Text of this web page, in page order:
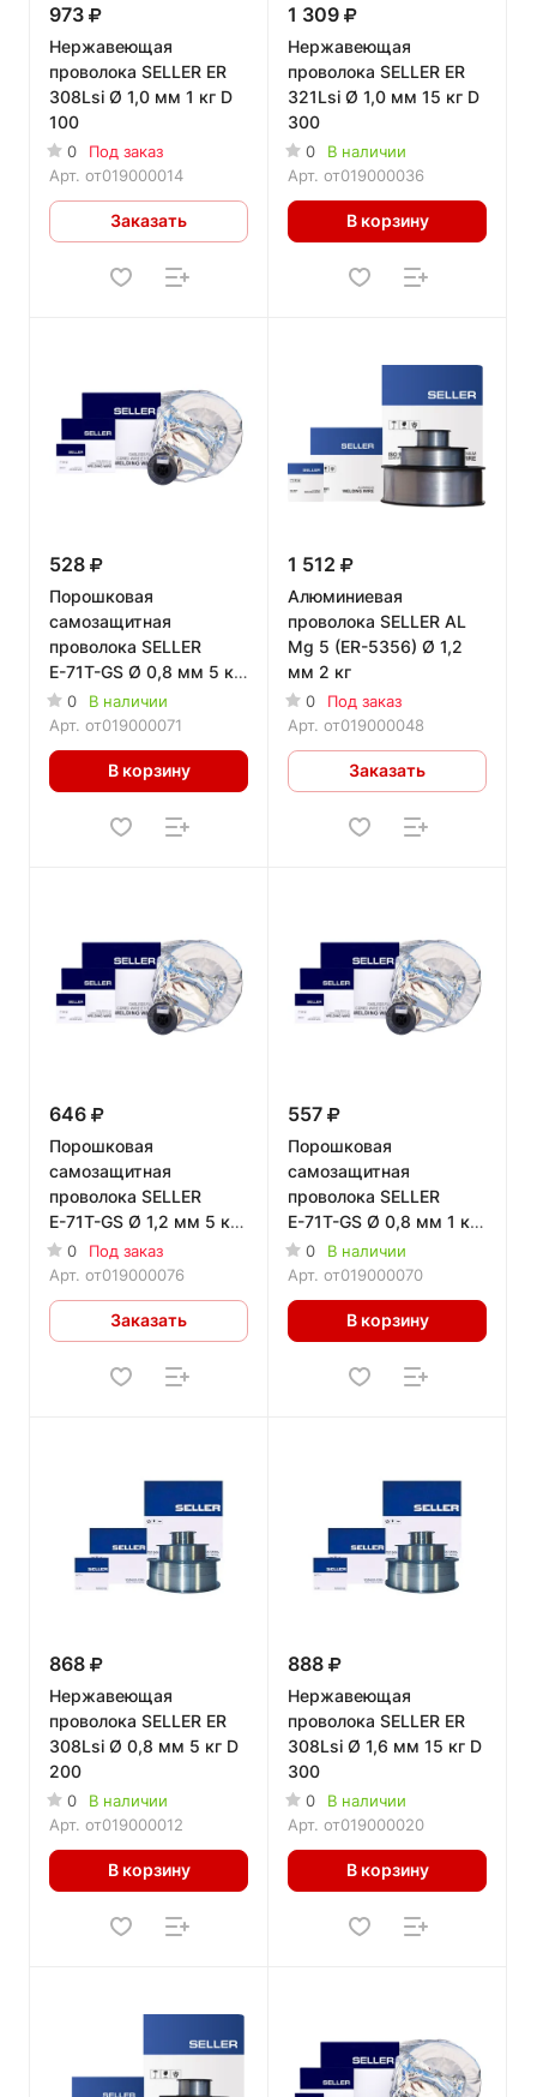
973
Нержавеющая
проволока SELLER ER
308Lsi Ø 1,0 мм 1 кг D
100
0
Под заказ
Арт. от019000014
Заказать
1 309
Нержавеющая
проволока SELLER ER
321Lsi Ø 1,0 мм 15 кг D
300
0
В наличии
Арт. от019000036
В корзину
528
Порошковая
самозащитная
проволока SELLER
Е-71T-GS Ø 0,8 мм 5 кг
D 200
0
В наличии
Арт. от019000071
В корзину
1 512
Алюминиевая
проволока SELLER AL
Mg 5 (ER-5356) Ø 1,2
мм 2 кг
0
Под заказ
Арт. от019000048
Заказать
646
Порошковая
самозащитная
проволока SELLER
Е-71T-GS Ø 1,2 мм 5 кг
D 200
0
Под заказ
Арт. от019000076
Заказать
557
Порошковая
самозащитная
проволока SELLER
Е-71T-GS Ø 0,8 мм 1 кг
D 100
0
В наличии
Арт. от019000070
В корзину
868
Нержавеющая
проволока SELLER ER
308Lsi Ø 0,8 мм 5 кг D
200
0
В наличии
Арт. от019000012
В корзину
888
Нержавеющая
проволока SELLER ER
308Lsi Ø 1,6 мм 15 кг D
300
0
В наличии
Арт. от019000020
В корзину